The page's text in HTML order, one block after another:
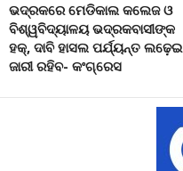
ଭଦ୍ରକରେ ମେଡିକାଲ କଲେଜ ଓ
ବିଶ୍ୱବିଦ୍ୟାଳୟ ଭଦ୍ରକବାସୀଙ୍କ
ହକ୍‌, ଦାବି ହାସଲ ପର୍ଯ୍ୟନ୍ତ ଲଢ଼େଇ
ଜାରୀ ରହିବ- କଂଗ୍ରେସ